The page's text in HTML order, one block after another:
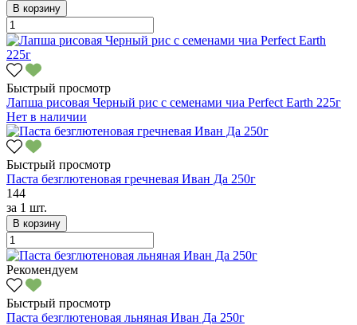
В корзину
Быстрый просмотр
Лапша рисовая Черный рис с семенами чиа Perfect Earth 225г
Нет в наличии
Быстрый просмотр
Паста безглютеновая гречневая Иван Да 250г
144
за 1 шт.
В корзину
Рекомендуем
Быстрый просмотр
Паста безглютеновая льняная Иван Да 250г